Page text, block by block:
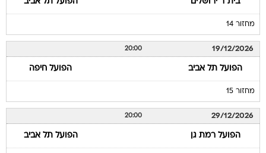
מחזור 14
19/12/2026
20:00
הפועל תל אביב הפועל חיפה
מחזור 15
29/12/2026
20:00
הפועל רמת גן הפועל תל אביב